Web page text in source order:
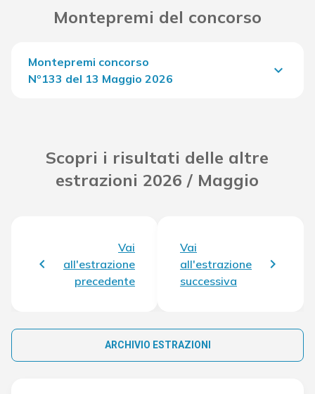
Montepremi del concorso
Montepremi concorso
Nº133 del 13 Maggio 2026
keyboard_arrow_down
Scopri i risultati delle altre
estrazioni 2026 / Maggio
Vai
all'estrazione
precedente
Vai
all'estrazione
successiva
ARCHIVIO ESTRAZIONI